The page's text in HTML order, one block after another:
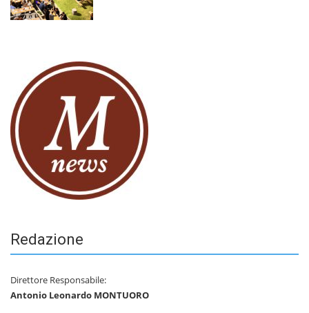
Redazione
Direttore Responsabile:
Antonio Leonardo MONTUORO